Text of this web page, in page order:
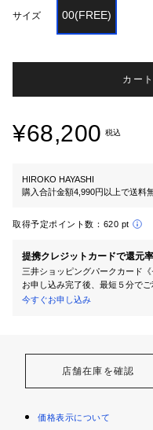
サイズ 00(FREE)
カー
¥68,200 税込
HIROKO HAYASHI
購入合計金額4,990円以上で送料
取得予定ポイント数： 620 pt
提携クレジットカードで還元
三井ショッピングパークカード
お申し込み完了後、最短５分でご
今すぐお申し込み
店舗在庫を確認
価格表示について